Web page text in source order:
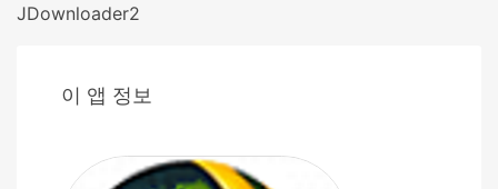
JDownloader2
이 앱 정보